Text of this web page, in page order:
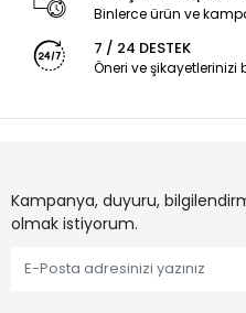
Binlerce ürün ve
7 / 24 DESTEK
Öneri ve şikayetlerinizi
Kampanya, duyuru,
olmak istiyorum.